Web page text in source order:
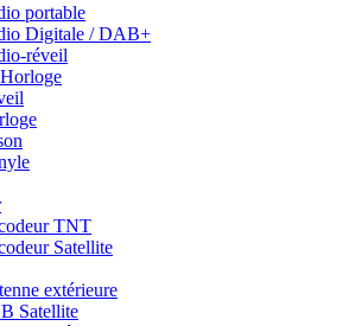
portable
Digitale / DAB+
réveil
TNT
Satellite
extérieure
Satellite